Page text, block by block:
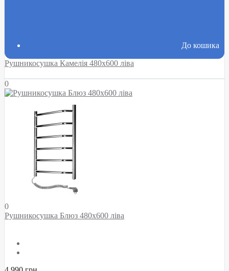
До кошика
Рушникосушка Камелія 480х600 ліва
0
0
Рушникосушка Блюз 480х600 ліва